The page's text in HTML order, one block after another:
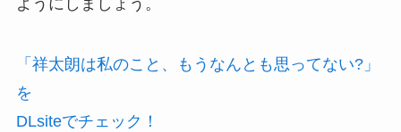
ようにしましょう。
「祥太朗は私のこと、もうなんとも思ってない?」
を
DLsiteでチェック！